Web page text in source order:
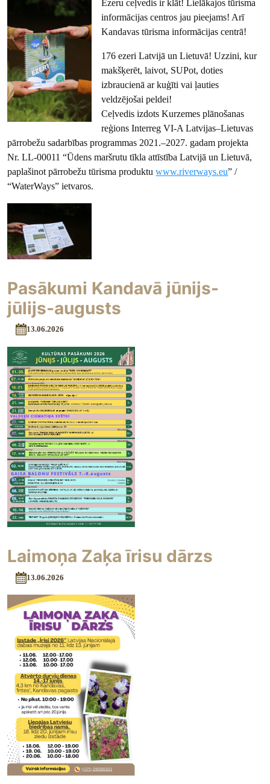
Ezeru ceļvedis ir klāt! Lielākajos tūrisma
informācijas centros jau pieejams! Arī
Kandavas tūrisma informācijas centrā!
176 ezeri Latvijā un Lietuvā! Uzzini, kur
makšķerēt, laivot, SUPot, doties
izbraucienā ar kuģīti vai ļauties
veldzējošai peldei!
Ceļvedis izdots Kurzemes plānošanas
reģions Interreg VI-A Latvijas–Lietuvas
pārrobežu sadarbības programmas 2021.–2027. gadam projekta
Nr. LL-00011 “Ūdens maršrutu tīkla attīstība Latvijā un Lietuvā,
paplašinot pārrobežu tūrisma produktuwww.riverways.eu” /
“WaterWays” ietvaros.
Pasākumi Kandavā jūnijs-
jūlijs-augusts
13.06.2026
Laimoņa Zaķa īrisu dārzs
13.06.2026